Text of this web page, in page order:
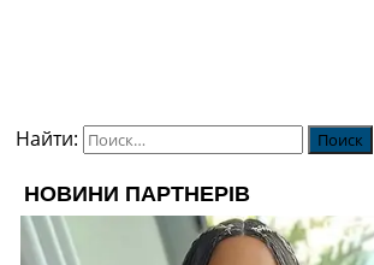
Найти: